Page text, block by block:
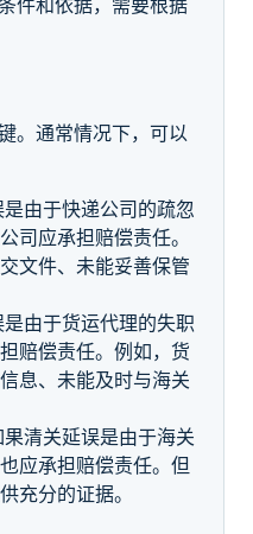
。通常情况下，可以
由于快递公司的疏忽
司应承担赔偿责任。
文件、未能妥善保管
由于货运代理的失职
赔偿责任。例如，货
息、未能及时与海关
清关延误是由于海关
应承担赔偿责任。但
充分的证据。